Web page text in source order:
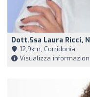
Dott.ssa Laura Ricci,
12,9km, Corridonia
Visualizza